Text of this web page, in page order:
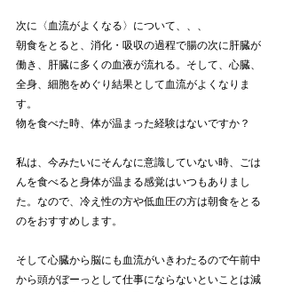
次に〈血流がよくなる〉について、、、
朝食をとると、消化・吸収の過程で腸の次に肝臓が
働き、肝臓に多くの血液が流れる。そして、心臓、
全身、細胞をめぐり結果として血流がよくなりま
す。
物を食べた時、体が温まった経験はないですか？
私は、今みたいにそんなに意識していない時、ごは
んを食べると身体が温まる感覚はいつもありまし
た。なので、冷え性の方や低血圧の方は朝食をとる
のをおすすめします。
そして心臓から脳にも血流がいきわたるので午前中
から頭がぼーっとして仕事にならないといことは減